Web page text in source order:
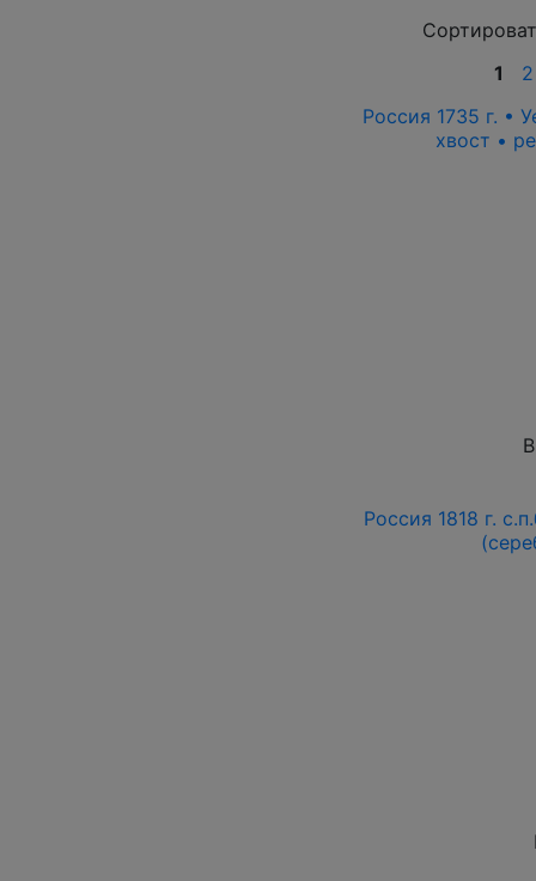
1
2
Россия 1735 г. •
хвост •
Россия 1818 г.